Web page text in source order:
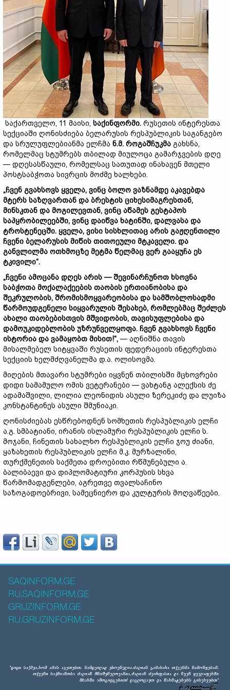
საქართველო, 11 მაისი, საქინფორმი. რუსეთის ინტერესთა
სექციაში ღონისძიება ბელარუსის რესპუბლიკის საგანგებო
და სრულუფლებიანმა ელჩმა ნ.მ. როგაშჩუკმა გახსნა,
რომელმაც სტუმრებს თბილად მიულოცა გამარჯვების დღე
— დღესასწაული, რომელსაც სათუთად ინახავენ მთელი
პოსტსაბჭოთა სივრცის მოძმე ხალხები.
„ჩვენ გვახსოვს ყველა, ვინც ბოლო ვაზნამდე აკავებდა
მტერს საზღვართან და ბრესტის ციხესიმაგრესთან,
მინსკთან და მოგილევთან, ვინც აწამეს გესტაპოს
საპყრობილეებში, ვინც დაიწვა ხატინში, დალვასა და
ტროსტენეცში. ყველა, ვისი სისხლითაც არის გაჟღენთილი
ჩვენი ბელარუსის მიწის თითოეული მტკაველი. და
განვლილმა ოთხმოცზე მეტმა წელმაც ვერ გააყუჩა ეს
ტკივილი“.
„ჩვენი ამოცანა დღეს არის —შევინარჩუნოთ ხსოვნა
საბჭოთა მოქალაქეების თაობის ერთიანობისა და
შეკრულობის, შრომისმოყვარეობისა და სამშობლოსადმი
წარმოუდგენელი სიყვარულის შესახებ, რომლებმაც შეძლეს
ახალი თაობებისთვის მშვიდობის, თავისუფლებისა და
დამოუკიდებლობის უზრუნველყოფა. ჩვენ გვახსოვს ჩვენი
ისტორია და ვამაყობთ მისით!“, — აღნიშნა თავის
მისალმებელ სიტყვაში რუსეთის ფედერაციის ინტერესთა
სექციის ხელმძღვანელმა დ.ა. ოლისოვმა.
მიღების მთავარი სტუმრები იყვნენ თბილისში მცხოვრები
დიდი სამამულო ომის ვეტერანები — ვახტანგ ალექსის ძე
ადამაშვილი, ლილია ლეონიდის ასული ზერეკიძე და ლუიზა
კონსტანტინეს ასული შმუნიაკი.
ღონისძიებას ესწრებოდნენ სომხეთის რესპუბლიკის ელჩი
ა.გ. სმბატიანი, ირანის ისლამური რესპუბლიკის ელჩი ს.
მოჯანი, ჩინეთის სახალხო რესპუბლიკის ელჩი ჯოუ ძიანი,
ყაზახეთის რესპუბლიკის ელჩი მ.კ. მურზალინი,
თურქმენეთის საქმეთა დროებითი რწმუნებული ა.
ბალიბაევი და დიპლომატიური კორპუსის სხვა
წარმომადგენლები, აგრეთვე თვალსაჩინო
საზოგადოებრივი, სამეცნიერო და კულტურის მოღვაწეები.
SAQINFORM.GE
RU.SAQINFORM.GE
GRUZINFORM.GE
RU.GRUZINFORM.GE